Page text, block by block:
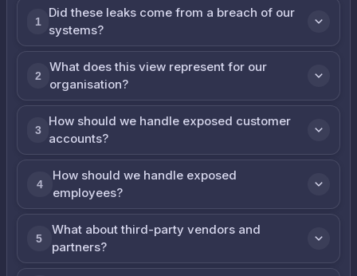
1
Did these leaks come from a breach of our
systems?
2
What does this view represent for our
organisation?
3
How should we handle exposed customer
accounts?
4
How should we handle exposed
employees?
5
What about third-party vendors and
partners?